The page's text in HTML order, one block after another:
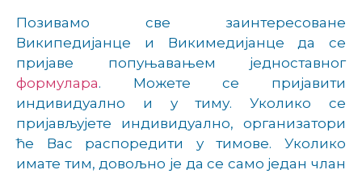
Позивамо све заинтересоване
Википедијанце и Викимедијанце да се
пријаве попуњавањем једноставног
формулара. Можете се пријавити
индивидуално и у тиму. Уколико се
пријављујете индивидуално, организатори
ће Вас распоредити у тимове. Уколико
имате тим, довољно је да се само један члан